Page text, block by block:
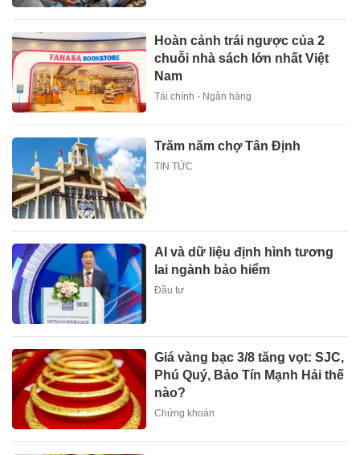
Hoàn cảnh trái ngược của 2
chuỗi nhà sách lớn nhất Việt
Nam
Tài chính - Ngân hàng
Trăm năm chợ Tân Định
TIN TỨC
AI và dữ liệu định hình tương
lai ngành bảo hiểm
Đầu tư
Giá vàng bạc 3/8 tăng vọt: SJC,
Phú Quý, Bảo Tín Mạnh Hải thế
nào?
Chứng khoán